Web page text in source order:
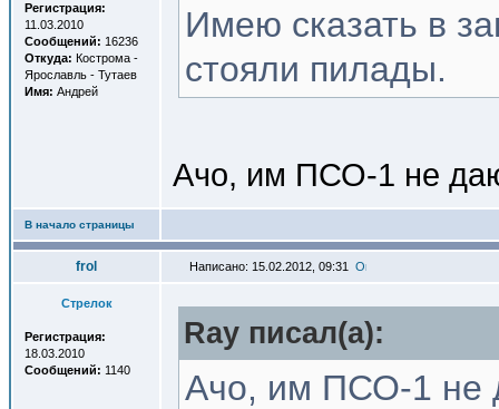
Регистрация:
11.03.2010
Сообщений: 16236
Откуда: Кострома -
Ярославль - Тутаев
Имя: Андрей
Имею сказать в
стояли пилады.
Ачо, им ПСО-1 не
В начало страницы
frol Написано: 15.02.2012, 09:31
Стрелок
Регистрация:
18.03.2010
Сообщений: 1140
Ray писал(a):
Ачо, им ПСО-1 не